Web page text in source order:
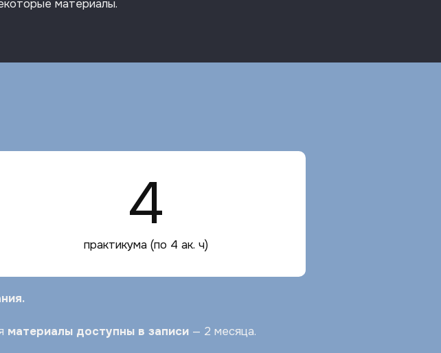
материалы.
4
практикума (по 4 ак. ч)
материалы доступны в записи— 2 месяца.